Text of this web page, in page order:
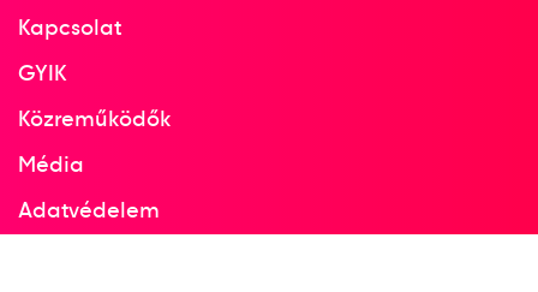
Kapcsolat
GYIK
Közreműködők
Média
Adatvédelem